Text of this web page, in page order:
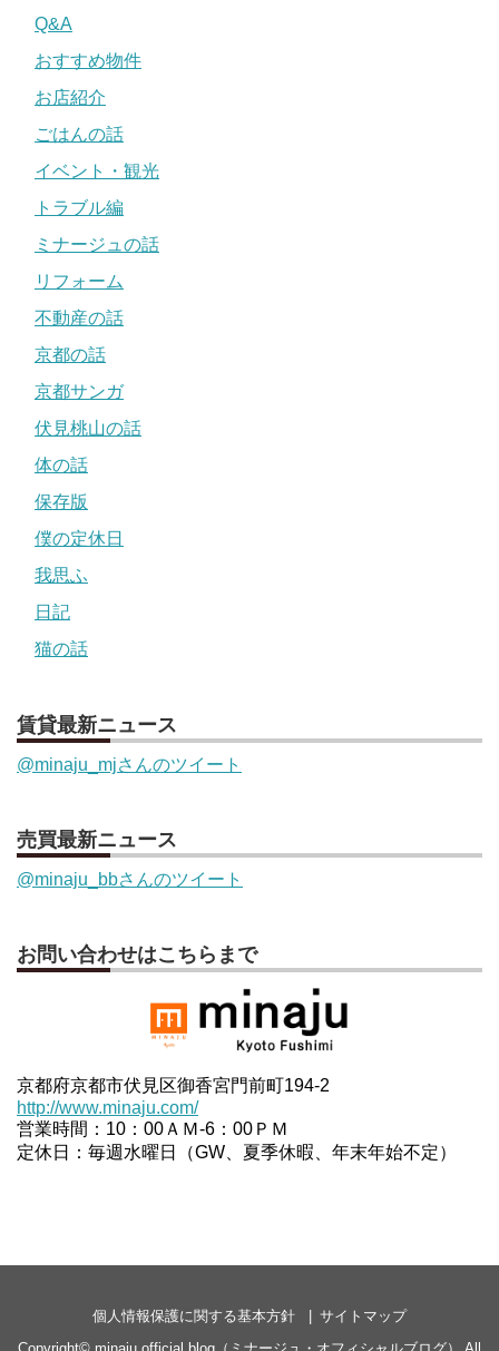
Q&A
おすすめ物件
お店紹介
ごはんの話
イベント・観光
トラブル編
ミナージュの話
リフォーム
不動産の話
京都の話
京都サンガ
伏見桃山の話
体の話
保存版
僕の定休日
我思ふ
日記
猫の話
賃貸最新ニュース
@minaju_mjさんのツイート
売買最新ニュース
@minaju_bbさんのツイート
お問い合わせはこちらまで
京都府京都市伏見区御香宮門前町194-2
http://www.minaju.com/
営業時間：10：00ＡＭ-6：00ＰＭ
定休日：毎週水曜日（GW、夏季休暇、年末年始不定）
個人情報保護に関する基本方針
サイトマップ